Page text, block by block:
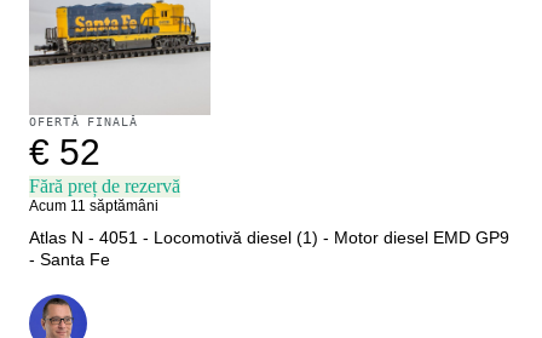
OFERTĂ FINALĂ
€ 52
Fără preț de rezervă
Acum 11 săptămâni
Atlas N - 4051 - Locomotivă diesel (1) - Motor diesel EMD GP9
- Santa Fe